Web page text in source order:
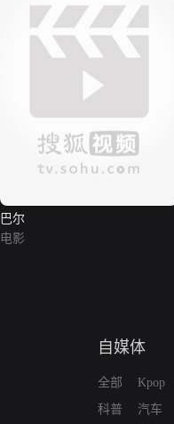
巴尔
电影
自媒体
全部
科普
Kpop
汽车